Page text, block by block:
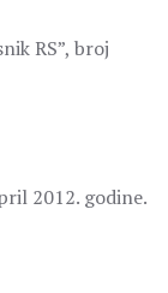
RS”, broj
2012. godine.